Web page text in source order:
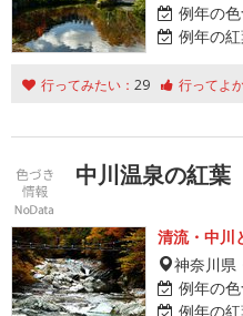
例年の色
例年の紅
行ってみたい： 29 行ってよ
中川温泉の紅葉
清流・中川
神奈川県
例年の色
例年の紅